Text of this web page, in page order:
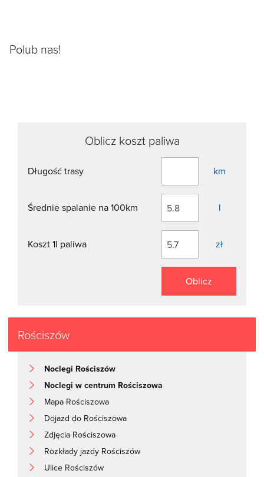
Polub nas!
Oblicz koszt paliwa
Długość trasy km
Średnie spalanie na 100km l
Koszt 1l paliwa zł
Oblicz
Rościszów
Noclegi Rościszów
Noclegi w centrum Rościszowa
Mapa Rościszowa
Dojazd do Rościszowa
Zdjęcia Rościszowa
Rozkłady jazdy Rościszów
Ulice Rościszów